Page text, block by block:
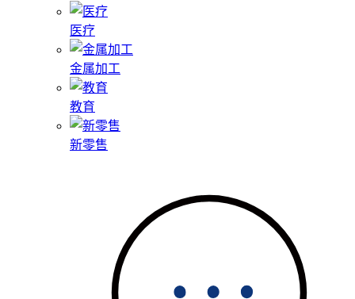
医疗
金属加工
教育
新零售